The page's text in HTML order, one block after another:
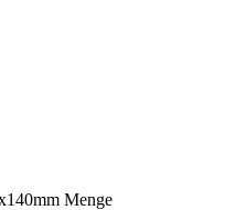
Menge